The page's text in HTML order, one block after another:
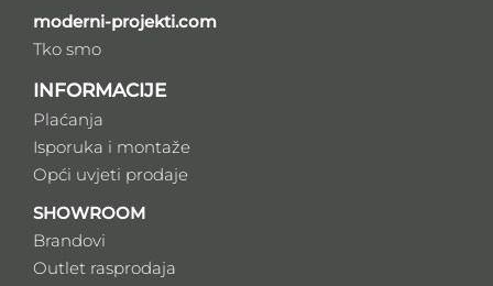
moderni-projekti.com
Tko smo
INFORMACIJE
Plaćanja
Isporuka i montaže
Opći uvjeti prodaje
SHOWROOM
Brandovi
Outlet rasprodaja